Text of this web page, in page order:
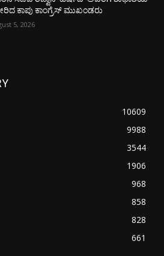
ಕಾಪು ಕಾಂಗ್ರೆಸ್ ಮುಖಂಡರು
5, 2026
10609
9988
3544
1906
968
858
828
661